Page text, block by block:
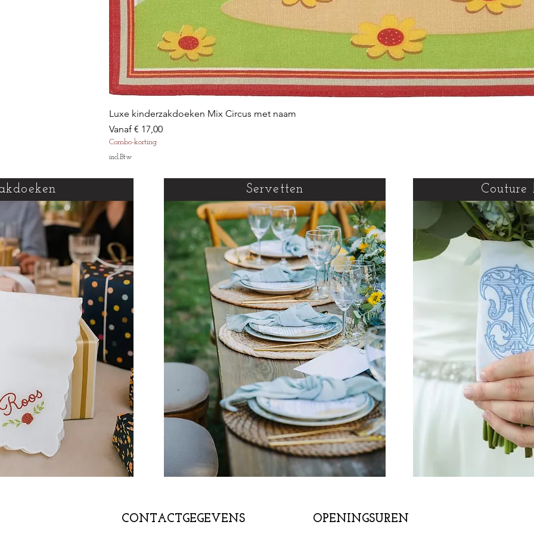
Luxe kinderzakdoeken Mix Circus met naam
Vanaf € 17,00
Verkoopprijs
Combo-korting
incl.Btw
Servetten Couture
CONTACTGEGEVENS OPENINGSUREN